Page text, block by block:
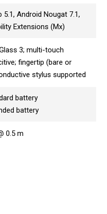
5.1, Android Nougat 7.1,
Extensions (Mx)
3; multi-touch
fingertip (bare or
stylus supported
battery
battery
0.5 m